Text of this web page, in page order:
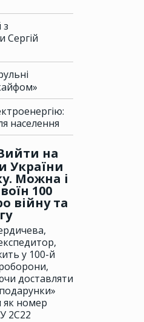
з
Сергій
населення
на
України
Можна і
100
війну та
у 100-й
доставляти
як номер
2С22